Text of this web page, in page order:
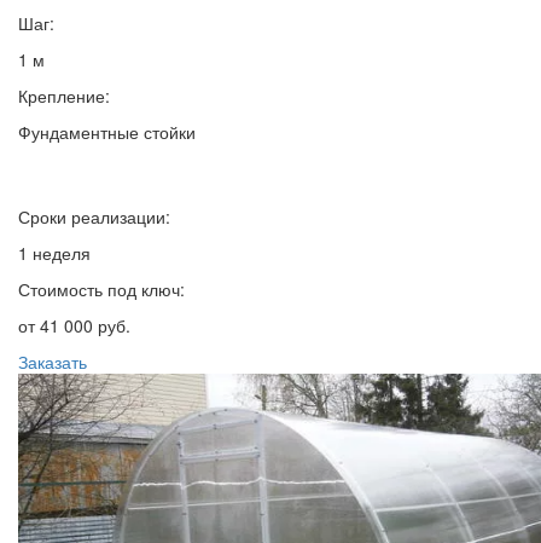
Шаг:
1 м
Крепление:
Фундаментные стойки
Сроки реализации:
1 неделя
Стоимость под ключ:
от 41 000 руб.
Заказать